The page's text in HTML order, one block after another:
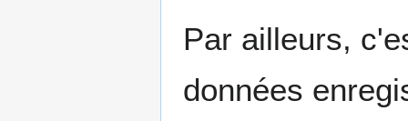
Par ailleurs,
données